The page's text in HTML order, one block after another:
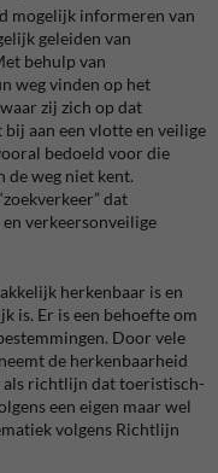
mogelijk informeren van
geleiden van
behulp van
weg vinden op het
zij zich op dat
aan een vlotte en veilige
bedoeld voor die
de weg niet kent.
dat
verkeersonveilige
herkenbaar is en
is. Er is een behoefte om
Door vele
de herkenbaarheid
als richtlijn dat toeristisch-
een eigen maar wel
volgens Richtlijn